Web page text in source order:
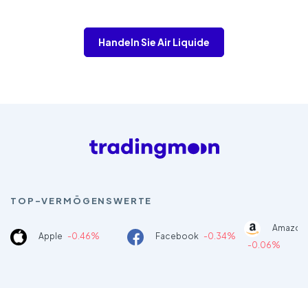
Handeln Sie Air Liquide
TOP-VERMÖGENSWERTE
Apple -0.46% Facebook -0.34%
-0.06%